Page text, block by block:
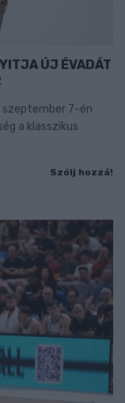
ÚJ ÉVADÁT
szeptember 7-én
a klasszikus
Szólj hozzá!